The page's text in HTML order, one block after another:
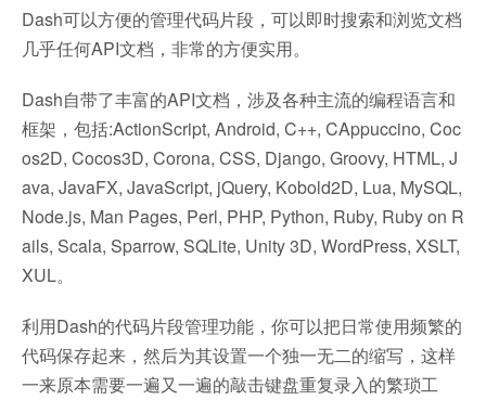
Dash可以方便的管理代码片段，可以即时搜索和浏览文档
几乎任何API文档，非常的方便实用。
Dash自带了丰富的API文档，涉及各种主流的编程语言和
框架，包括:ActionScript, Android, C++, CAppuccino, Coc
os2D, Cocos3D, Corona, CSS, Django, Groovy, HTML, J
ava, JavaFX, JavaScript, jQuery, Kobold2D, Lua, MySQL,
Node.js, Man Pages, Perl, PHP, Python, Ruby, Ruby on R
ails, Scala, Sparrow, SQLite, Unity 3D, WordPress, XSLT,
XUL。
利用Dash的代码片段管理功能，你可以把日常使用频繁的
代码保存起来，然后为其设置一个独一无二的缩写，这样
一来原本需要一遍又一遍的敲击键盘重复录入的繁琐工